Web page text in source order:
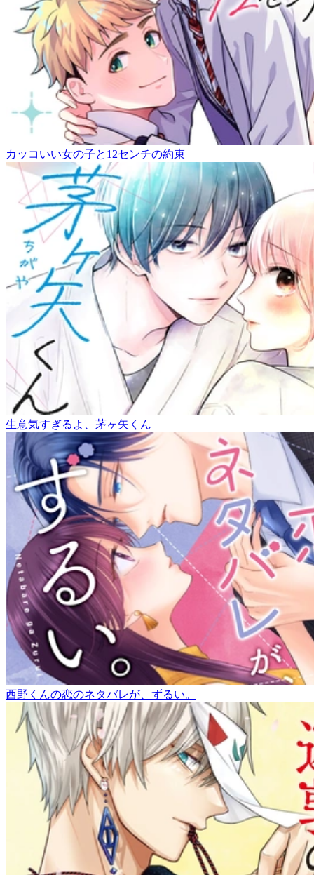
カッコいい女の子と12センチの約束
生意気すぎるよ、茅ヶ矢くん
西野くんの恋のネタバレが、ずるい。